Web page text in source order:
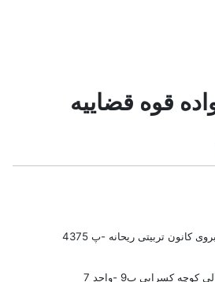
قوه قضاییه
تربیتی ریحانه -پ 4375
کسرایی پ9 -واحد 7